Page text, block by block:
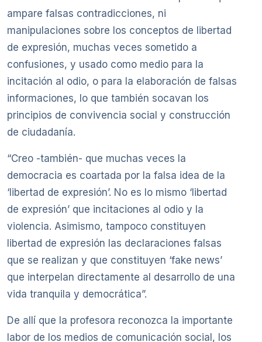
ampare falsas contradicciones, ni
manipulaciones sobre los conceptos de libertad
de expresión, muchas veces sometido a
confusiones, y usado como medio para la
incitación al odio, o para la elaboración de falsas
informaciones, lo que también socavan los
principios de convivencia social y construcción
de ciudadanía.
“Creo -también- que muchas veces la
democracia es coartada por la falsa idea de la
‘libertad de expresión’. No es lo mismo ‘libertad
de expresión’ que incitaciones al odio y la
violencia. Asimismo, tampoco constituyen
libertad de expresión las declaraciones falsas
que se realizan y que constituyen ‘fake news’
que interpelan directamente al desarrollo de una
vida tranquila y democrática”.
De allí que la profesora reconozca la importante
labor de los medios de comunicación social, los